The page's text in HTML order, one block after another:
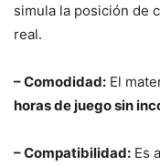
simula la posición de
real.
– Comodidad: El
horas de juego sin
– Compatibilidad: Es